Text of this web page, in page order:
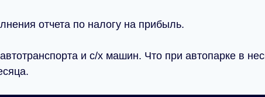
отчета по налогу на прибыль.
и с/х машин. Что при автопарке в